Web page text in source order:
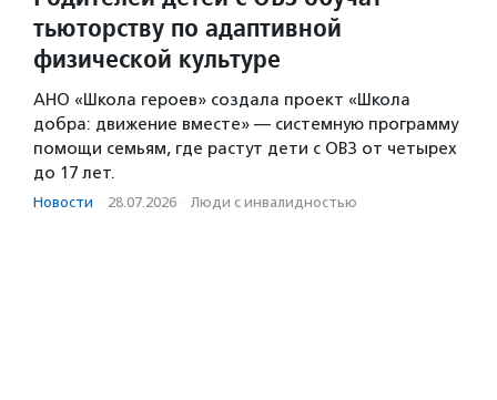
тьюторству по адаптивной
физической культуре
АНО «Школа героев» создала проект «Школа
добра: движение вместе» — системную программу
помощи семьям, где растут дети с ОВЗ от четырех
до 17 лет.
Новости · 28.07.2026 · Люди с инвалидностью